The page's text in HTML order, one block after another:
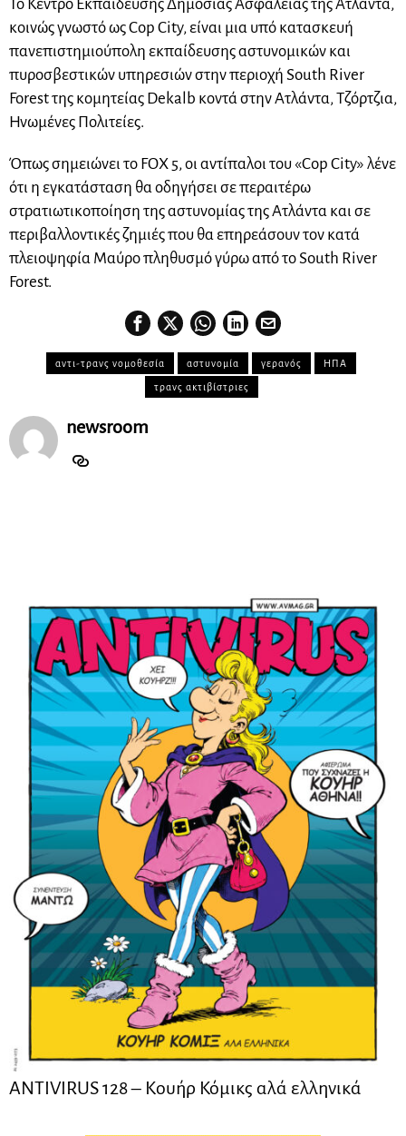
Το Κέντρο Εκπαίδευσης Δημόσιας Ασφάλειας της Ατλάντα,
κοινώς γνωστό ως Cop City, είναι μια υπό κατασκευή
πανεπιστημιούπολη εκπαίδευσης αστυνομικών και
πυροσβεστικών υπηρεσιών στην περιοχή South River
Forest της κομητείας Dekalb κοντά στην Ατλάντα, Τζόρτζια,
Ηνωμένες Πολιτείες.
Όπως σημειώνει το FOX 5, οι αντίπαλοι του «Cop City» λένε
ότι η εγκατάσταση θα οδηγήσει σε περαιτέρω
στρατιωτικοποίηση της αστυνομίας της Ατλάντα και σε
περιβαλλοντικές ζημιές που θα επηρεάσουν τον κατά
πλειοψηφία Μαύρο πληθυσμό γύρω από το South River
Forest.
αντι-τρανς νομοθεσία αστυνομία γερανός ΗΠΑ
τρανς ακτιβίστριες
newsroom
ANTIVIRUS 128 – Kουήρ Κόμικς αλά ελληνικά